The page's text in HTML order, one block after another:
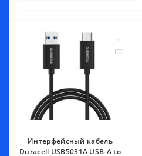
Интерфейсный кабель
Duracell USB5031A USB-A to